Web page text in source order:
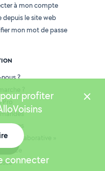
à mon compte
depuis le site web
mon mot de passe
?
Pro
collaborative »
profiter
connecter